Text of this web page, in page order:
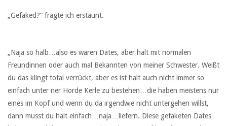
„Gefaked?“ fragte ich erstaunt.
„Naja so halb…also es waren Dates, aber halt mit normalen
Freundinnen oder auch mal Bekannten von meiner Schwester. Weißt
du das klingt total verrückt, aber es ist halt auch nicht immer so
einfach unter ner Horde Kerle zu bestehen…die haben meistens nur
eines im Kopf und wenn du da irgendwie nicht untergehen willst,
dann musst du halt einfach…naja…liefern. Diese gefaketen Dates